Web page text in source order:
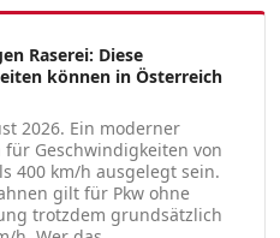
Raserei: Diese
können in Österreich
2026. Ein moderner
Geschwindigkeiten von
400 km/h ausgelegt sein.
gilt für Pkw ohne
trotzdem grundsätzlich